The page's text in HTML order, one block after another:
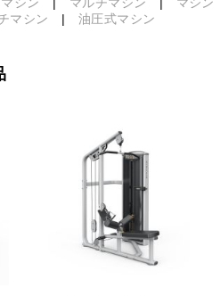
マシン | 油圧式マシン